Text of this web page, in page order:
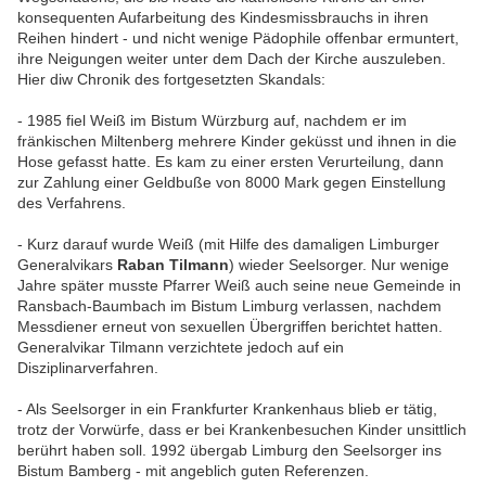
konsequenten Aufarbeitung des Kindesmissbrauchs in ihren
Reihen hindert - und nicht wenige Pädophile offenbar ermuntert,
ihre Neigungen weiter unter dem Dach der Kirche auszuleben.
Hier diw Chronik des fortgesetzten Skandals:
- 1985 fiel Weiß im Bistum Würzburg auf, nachdem er im
fränkischen Miltenberg mehrere Kinder geküsst und ihnen in die
Hose gefasst hatte. Es kam zu einer ersten Verurteilung, dann
zur Zahlung einer Geldbuße von 8000 Mark gegen Einstellung
des Verfahrens.
- Kurz darauf wurde Weiß (mit Hilfe des damaligen Limburger
Generalvikars Raban Tilmann) wieder Seelsorger. Nur wenige
Jahre später musste Pfarrer Weiß auch seine neue Gemeinde in
Ransbach-Baumbach im Bistum Limburg verlassen, nachdem
Messdiener erneut von sexuellen Übergriffen berichtet hatten.
Generalvikar Tilmann verzichtete jedoch auf ein
Disziplinarverfahren.
- Als Seelsorger in ein Frankfurter Krankenhaus blieb er tätig,
trotz der Vorwürfe, dass er bei Krankenbesuchen Kinder unsittlich
berührt haben soll. 1992 übergab Limburg den Seelsorger ins
Bistum Bamberg - mit angeblich guten Referenzen.